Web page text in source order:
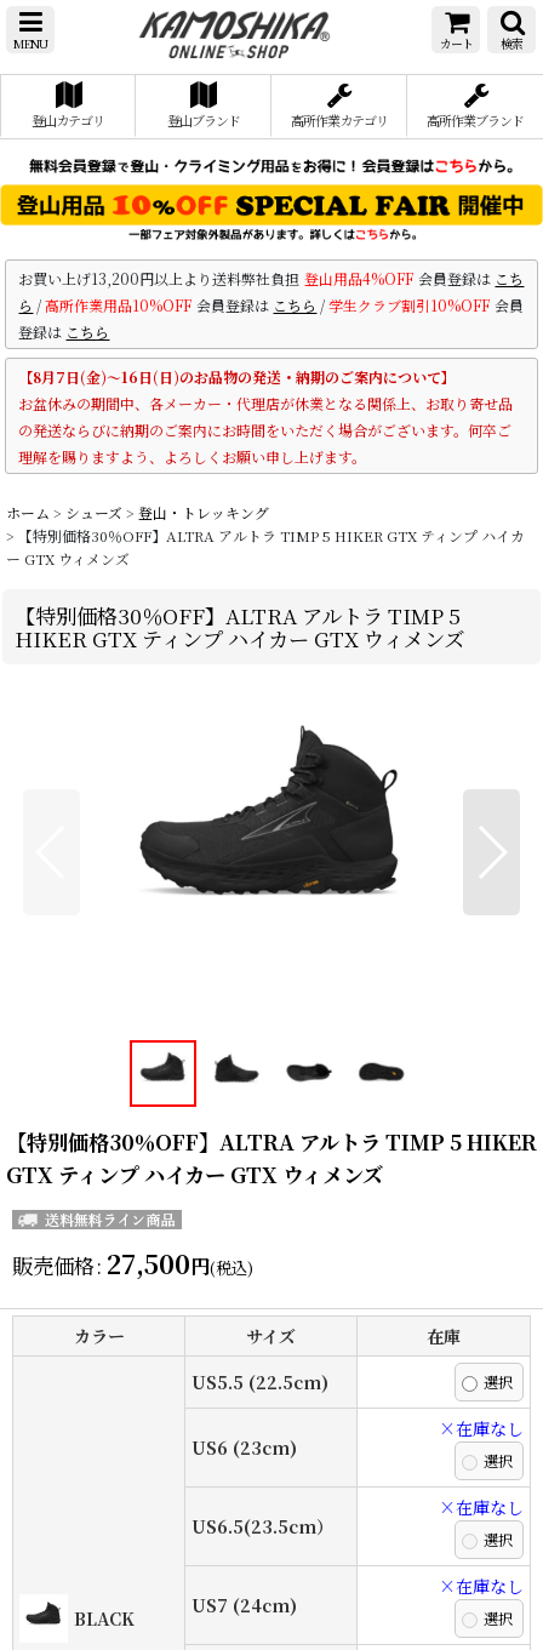
MENU カート 検索
登山カテゴリ 登山ブランド 高所作業カテゴリ 高所作業ブランド
お買い上げ13,200円以上より送料弊社負担 登山用品4%OFF 会員登録は こち
ら /高所作業用品10%OFF 会員登録は こちら /学生クラブ割引10%OFF 会員
登録は こちら
【8月7日(金)～16日(日)のお品物の発送・納期のご案内について】
お盆休みの期間中、各メーカー・代理店が休業となる関係上、お取り寄せ品
の発送ならびに納期のご案内にお時間をいただく場合がございます。何卒ご
理解を賜りますよう、よろしくお願い申し上げます。
ホーム > シューズ > 登山・トレッキング
>
【特別価格30％OFF】ALTRA アルトラ TIMP 5 HIKER GTX ティンプ ハイカ
ー GTX ウィメンズ
【特別価格30％OFF】ALTRA アルトラ TIMP 5
HIKER GTX ティンプ ハイカー GTX ウィメンズ
【特別価格30％OFF】ALTRA アルトラ TIMP 5 HIKER
GTX ティンプ ハイカー GTX ウィメンズ
販売価格: 27,500円(税込)
カラー サイズ 在庫
BLACK
US5.5 (22.5cm)
US6 (23cm)
×在庫なし
US6.5(23.5cm）
×在庫なし
US7 (24cm)
×在庫なし